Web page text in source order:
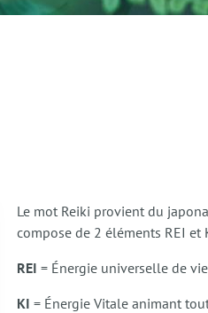
Le mot Reiki provient du
compose de 2 éléments REI et
REI = Énergie universelle de
KI = Énergie Vitale animant